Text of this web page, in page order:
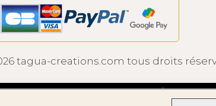
tagua-creations.com tous droits
POLITIQUE DE CONFIDENTIALITÉ GESTION